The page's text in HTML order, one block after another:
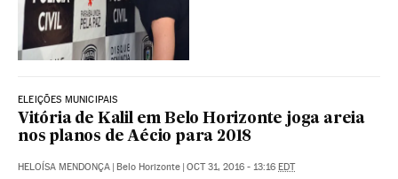
ELEIÇÕES MUNICIPAIS
Vitória de Kalil em Belo Horizonte joga areia
nos planos de Aécio para 2018
HELOÍSA MENDONÇA | Belo Horizonte | OCT 31, 2016 - 13:16 EDT